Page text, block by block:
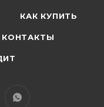
КАК КУПИТЬ
КОНТАКТЫ